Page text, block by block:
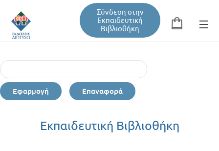
Σύνδεση στην
Εκπαιδευτική
Βιβλιοθήκη
Φόρμα αναζήτησης
Εκπαιδευτική Βιβλιοθήκη
Εφαρμογή Επαναφορά
Εκπαιδευτική Βιβλιοθήκη